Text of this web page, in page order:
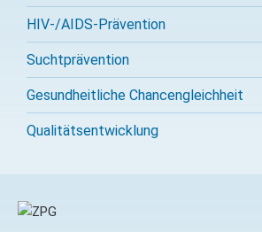
HIV-/AIDS-Prävention
Sucht­prävention
Gesundheitliche Chancengleichheit
Qualitäts­entwicklung